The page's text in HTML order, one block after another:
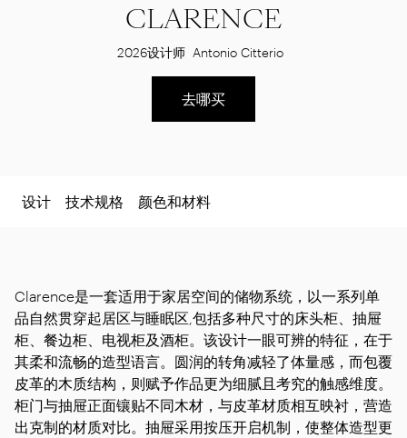
CLARENCE
2026设计师 Antonio Citterio
去哪买
设计 技术规格 颜色和材料
Clarence是一套适用于家居空间的储物系统，以一系列单
品自然贯穿起居区与睡眠区,包括多种尺寸的床头柜、抽屉
柜、餐边柜、电视柜及酒柜。该设计一眼可辨的特征，在于
其柔和流畅的造型语言。圆润的转角减轻了体量感，而包覆
皮革的木质结构，则赋予作品更为细腻且考究的触感维度。
柜门与抽屉正面镶贴不同木材，与皮革材质相互映衬，营造
出克制的材质对比。抽屉采用按压开启机制，使整体造型更